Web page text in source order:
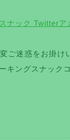
ナック Twitterア
ご迷惑をお掛け
キングスナック